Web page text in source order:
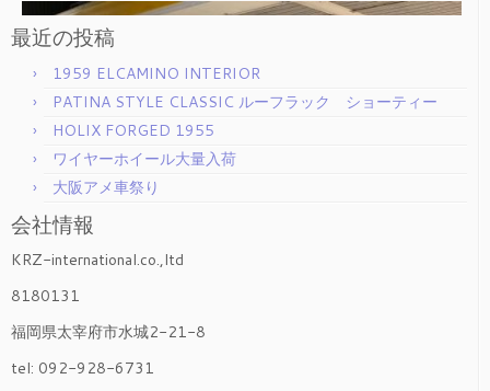
最近の投稿
1959 ELCAMINO INTERIOR
PATINA STYLE CLASSIC ルーフラック ショーティー
HOLIX FORGED 1955
ワイヤーホイール大量入荷
大阪アメ車祭り
会社情報
KRZ-international.co.,ltd
8180131
福岡県太宰府市水城2-21-8
tel: 092-928-6731